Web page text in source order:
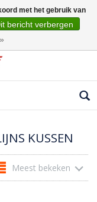
KUSSEN
Meest bekeken
met het gebruik van
bericht verbergen